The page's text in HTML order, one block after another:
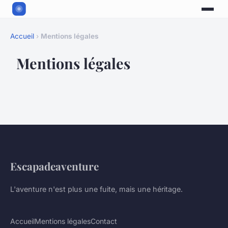
Accueil › Mentions légales
Mentions légales
Escapadeaventure
L'aventure n'est plus une fuite, mais une héritage.
AccueilMentions légalesContact